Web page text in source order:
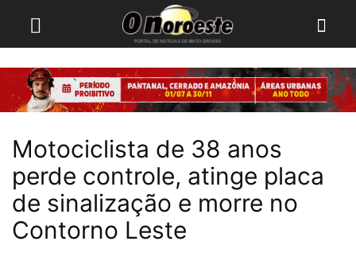
Motociclista de 38 anos
perde controle, atinge placa
de sinalização e morre no
Contorno Leste